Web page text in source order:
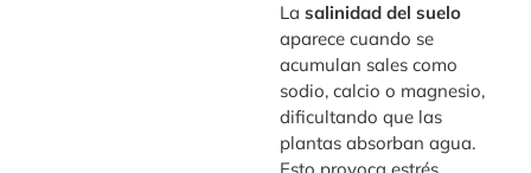
Lasalinidad del suelo
aparece cuando se
acumulan sales como
sodio, calcio o magnesio,
dificultando que las
plantas absorban agua.